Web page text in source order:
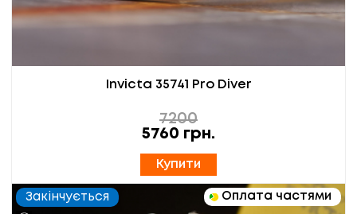
Invicta 35741 Pro Diver
7200
5760 грн.
Купити
Закінчується Оплата частями